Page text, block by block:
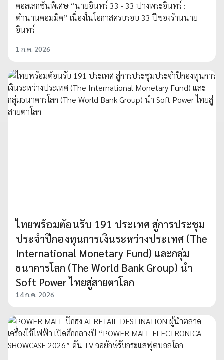
คอลเลกชันพิเศษ “นายอินทร์ 33 - 33 ปางพระอินทร์ :
ตำนานคอมมิค” เนื่องในโอกาสครบรอบ 33 ปีของร้านนาย
อินทร์
1 ก.ค. 2026
ไทยพร้อมต้อนรับ 191 ประเทศ สู่การประชุม
ประจำปีกองทุนการเงินระหว่างประเทศ (The
International Monetary Fund) และกลุ่ม
ธนาคารโลก (The World Bank Group) นำ
Soft Power ไทยสู่สายตาโลก
14 ก.ค. 2026